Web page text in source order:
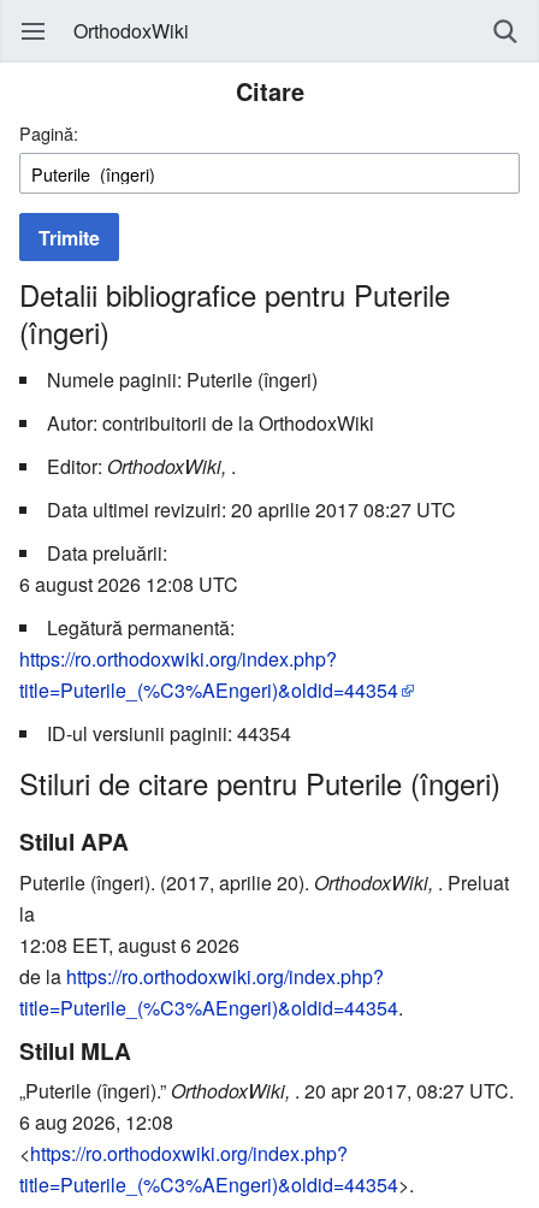
OrthodoxWiki
Citare
Pagină:
Trimite
Detalii bibliografice pentru Puterile
(îngeri)
Numele paginii: Puterile (îngeri)
Autor: contribuitorii de la OrthodoxWiki
Editor: OrthodoxWiki, .
Data ultimei revizuiri: 20 aprilie 2017 08:27 UTC
Data preluării:
6 august 2026 12:08 UTC
Legătură permanentă:
https://ro.orthodoxwiki.org/index.php?
title=Puterile_(%C3%AEngeri)&oldid=44354
ID-ul versiunii paginii: 44354
Stiluri de citare pentru Puterile (îngeri)
Stilul APA
Puterile (îngeri). (2017, aprilie 20). OrthodoxWiki, . Preluat
la
12:08 EET, august 6 2026
de la https://ro.orthodoxwiki.org/index.php?
title=Puterile_(%C3%AEngeri)&oldid=44354.
Stilul MLA
„Puterile (îngeri).” OrthodoxWiki, . 20 apr 2017, 08:27 UTC.
6 aug 2026, 12:08
<https://ro.orthodoxwiki.org/index.php?
title=Puterile_(%C3%AEngeri)&oldid=44354>.